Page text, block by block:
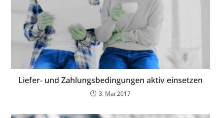
Liefer- und Zahlungsbedingungen aktiv einsetzen
3. Mai 2017